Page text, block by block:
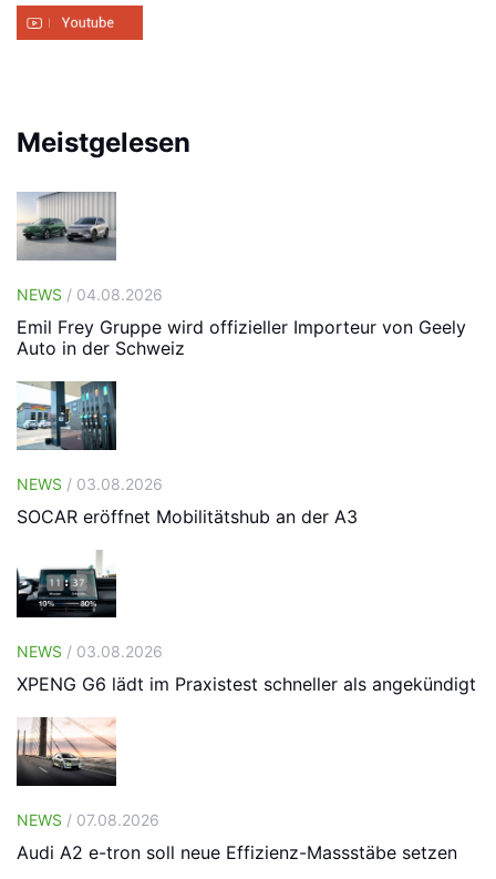
Meistgelesen
NEWS / 04.08.2026
Emil Frey Gruppe wird offizieller Importeur von Geely
Auto in der Schweiz
NEWS / 03.08.2026
SOCAR eröffnet Mobilitätshub an der A3
NEWS / 03.08.2026
XPENG G6 lädt im Praxistest schneller als angekündigt
NEWS / 07.08.2026
Audi A2 e-tron soll neue Effizienz-Massstäbe setzen